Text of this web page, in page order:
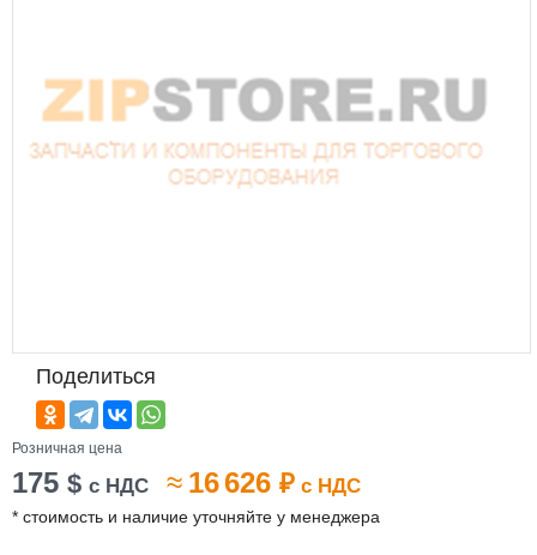
Поделиться
Розничная цена
175 $ с НДС ≈ 16 626 ₽ с НДС
* стоимость и наличие уточняйте у менеджера